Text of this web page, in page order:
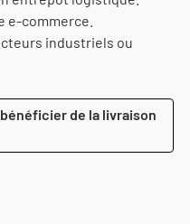
e-commerce.
industriels ou
bénéficier de la livraison